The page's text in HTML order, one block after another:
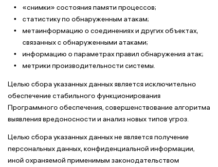
«снимки» состояния памяти процессов;
статистику по обнаруженным атакам;
метаинформацию о соединениях и других объектах,
связанных с обнаруженными атаками;
информацию о параметрах правил обнаружения атак;
метрики производительности системы.
Целью сбора указанных данных является исключительно
обеспечение стабильного функционирования
Программного обеспечения, совершенствование алгоритма
выявления вредоносности и анализ новых типов угроз.
Целью сбора указанных данных не является получение
персональных данных, конфиденциальной информации,
иной охраняемой применимым законодательством